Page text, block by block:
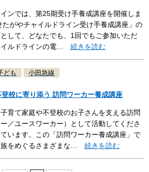
ンでは、第25期受け手養成講座を開催しま
がやチャイルドライン受け手養成講座」の
して、どなたでも、1回でもご参加いただ
イルドラインの電…続きを読む
ども 小田急線
校に寄り添う 訪問ワーカー養成講座
育て家庭や不登校のお子さんを支える訪問
／ユースワーカー）として活動してくださ
います。この「訪問ワーカー養成講座」で
族をめぐるさまざまな…続きを読む